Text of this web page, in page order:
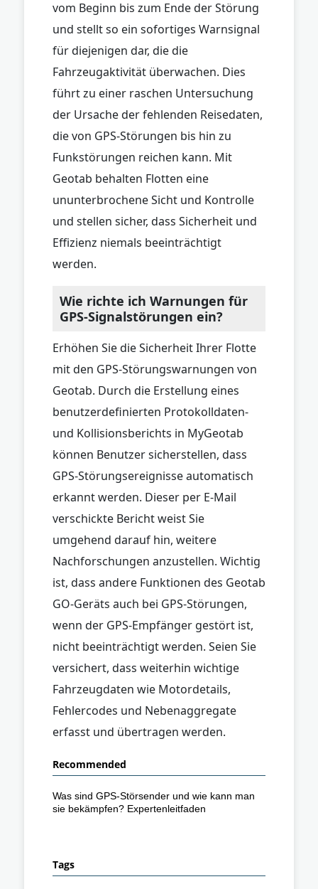
vom Beginn bis zum Ende der Störung
und stellt so ein sofortiges Warnsignal
für diejenigen dar, die die
Fahrzeugaktivität überwachen. Dies
führt zu einer raschen Untersuchung
der Ursache der fehlenden Reisedaten,
die von GPS-Störungen bis hin zu
Funkstörungen reichen kann. Mit
Geotab behalten Flotten eine
ununterbrochene Sicht und Kontrolle
und stellen sicher, dass Sicherheit und
Effizienz niemals beeinträchtigt
werden.
Wie richte ich Warnungen für
GPS-Signalstörungen ein?
Erhöhen Sie die Sicherheit Ihrer Flotte
mit den GPS-Störungswarnungen von
Geotab. Durch die Erstellung eines
benutzerdefinierten Protokolldaten-
und Kollisionsberichts in MyGeotab
können Benutzer sicherstellen, dass
GPS-Störungsereignisse automatisch
erkannt werden. Dieser per E-Mail
verschickte Bericht weist Sie
umgehend darauf hin, weitere
Nachforschungen anzustellen. Wichtig
ist, dass andere Funktionen des Geotab
GO-Geräts auch bei GPS-Störungen,
wenn der GPS-Empfänger gestört ist,
nicht beeinträchtigt werden. Seien Sie
versichert, dass weiterhin wichtige
Fahrzeugdaten wie Motordetails,
Fehlercodes und Nebenaggregate
erfasst und übertragen werden.
Recommended
Was sind GPS-Störsender und wie kann man
sie bekämpfen? Expertenleitfaden
Tags